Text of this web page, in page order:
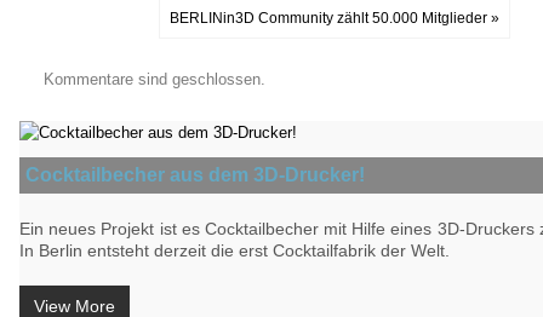
BERLINin3D Community zählt 50.000 Mitglieder »
Kommentare sind geschlossen.
Cocktailbecher aus dem 3D-Drucker!
Ein neues Projekt ist es Cocktailbecher mit Hilfe eines 3D-Druckers
In Berlin entsteht derzeit die erst Cocktailfabrik der Welt.
View More